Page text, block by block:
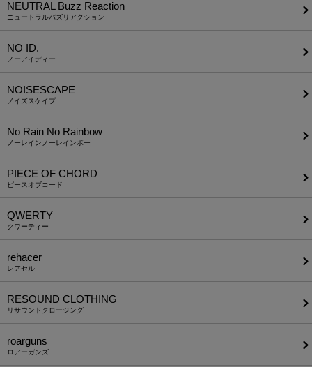
NEUTRAL Buzz Reaction
ニュートラルバズリアクション
NO ID.
ノーアイディー
NOISESCAPE
ノイズスケイプ
No Rain No Rainbow
ノーレインノーレインボー
PIECE OF CHORD
ピースオブコード
QWERTY
クワーティー
rehacer
レアセル
RESOUND CLOTHING
リサウンドクロージング
roarguns
ロアーガンズ